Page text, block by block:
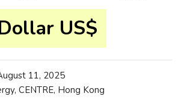
US$
11, 2025
CENTRE, Hong Kong